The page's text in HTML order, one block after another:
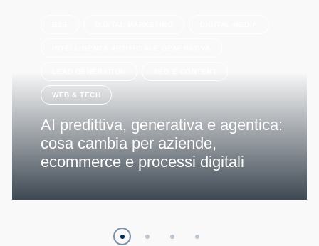
WEB & TECH
AI predittiva, generativa e agentica:
cosa cambia per aziende,
ecommerce e processi digitali